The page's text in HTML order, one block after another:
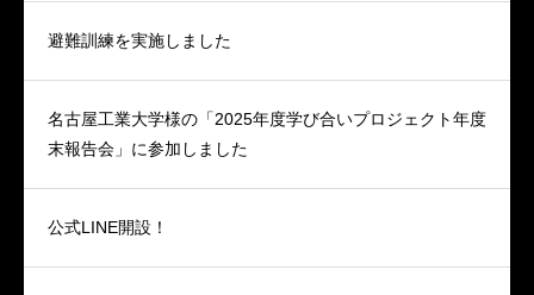
避難訓練を実施しました
名古屋工業大学様の「2025年度学び合いプロジェクト年度
末報告会」に参加しました
公式LINE開設！